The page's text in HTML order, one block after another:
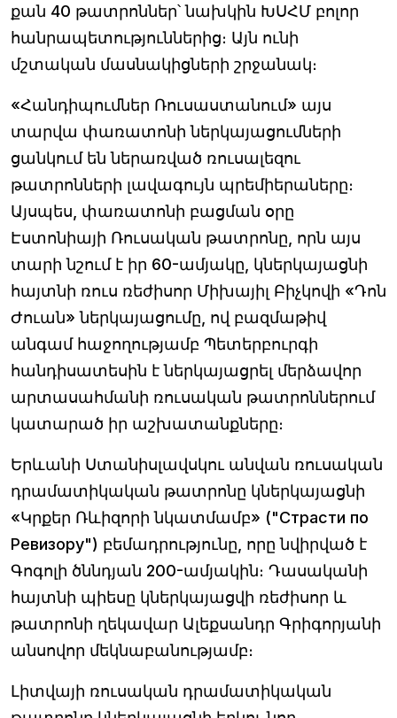
քան 40 թատրոններ՝ նախկին ԽՍՀՄ բոլոր
հանրապետություններից։ Այն ունի
մշտական մասնակիցների շրջանակ։
«Հանդիպումներ Ռուսաստանում» այս
տարվա փառատոնի ներկայացումների
ցանկում են ներառված ռուսալեզու
թատրոնների լավագույն պրեմիերաները։
Այսպես, փառատոնի բացման օրը
Էստոնիայի Ռուսական թատրոնը, որն այս
տարի նշում է իր 60-ամյակը, կներկայացնի
հայտնի ռուս ռեժիսոր Միխայիլ Բիչկովի «Դոն
Ժուան» ներկայացումը, ով բազմաթիվ
անգամ հաջողությամբ Պետերբուրգի
հանդիսատեսին է ներկայացրել մերձավոր
արտասահմանի ռուսական թատրոններում
կատարած իր աշխատանքները։
Երևանի Ստանիսլավսկու անվան ռուսական
դրամատիկական թատրոնը կներկայացնի
«Կրքեր Ռևիզորի նկատմամբ» ("Страсти по
Ревизору") բեմադրությունը, որը նվիրված է
Գոգոլի ծննդյան 200-ամյակին։ Դասականի
հայտնի պիեսը կներկայացվի ռեժիսոր և
թատրոնի ղեկավար Ալեքսանդր Գրիգորյանի
անսովոր մեկնաբանությամբ։
Լիտվայի ռուսական դրամատիկական